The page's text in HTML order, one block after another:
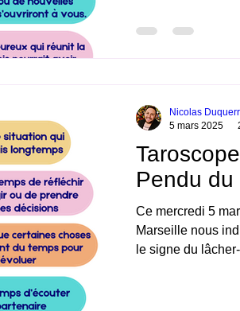
Pendu du
Ce mercredi 5
Marseille nous
le signe du
Nicolas
5 mars 2025